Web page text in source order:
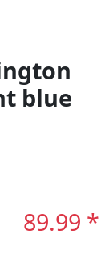
blue
89.99 *